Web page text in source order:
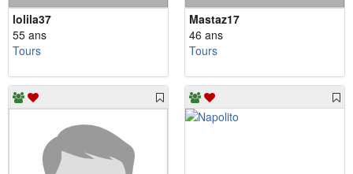
lolila37
55 ans
Tours
Mastaz17
46 ans
Tours